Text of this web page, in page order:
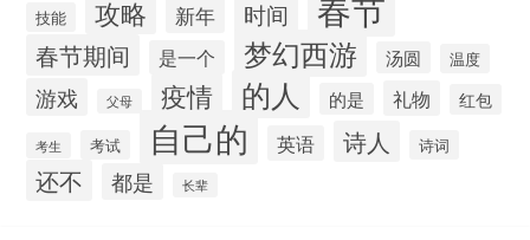
技能
攻略 新年 时间
春节期间 是一个 梦幻西游 汤圆 温度
游戏 父母 疫情 的人 的是 礼物 红包
考生 考试 自己的 英语 诗人 诗词
还不 都是 长辈